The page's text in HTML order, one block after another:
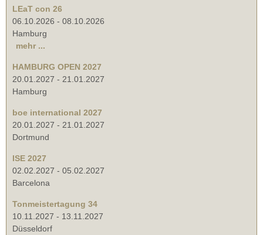
LEaT con 26
06.10.2026 - 08.10.2026
Hamburg
mehr ...
HAMBURG OPEN 2027
20.01.2027 - 21.01.2027
Hamburg
boe international 2027
20.01.2027 - 21.01.2027
Dortmund
ISE 2027
02.02.2027 - 05.02.2027
Barcelona
Tonmeistertagung 34
10.11.2027 - 13.11.2027
Düsseldorf